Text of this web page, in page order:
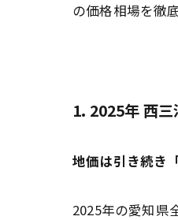
の価格相場を徹
1. 2025年 西
地価は引き続き
2025年の愛知県